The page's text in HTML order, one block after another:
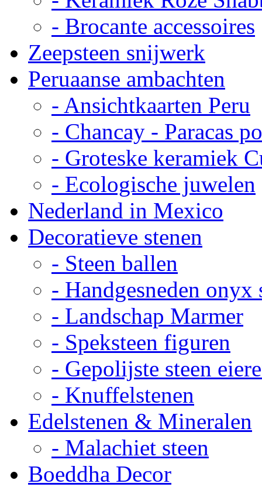
- Brocante accessoires
Zeepsteen snijwerk
Peruaanse ambachten
- Ansichtkaarten Peru
- Chancay - Paracas
- Groteske keramiek
- Ecologische juwelen
Nederland in Mexico
Decoratieve stenen
- Steen ballen
- Handgesneden onyx
- Landschap Marmer
- Speksteen figuren
- Gepolijste steen
- Knuffelstenen
Edelstenen & Mineralen
- Malachiet steen
Boeddha Decor